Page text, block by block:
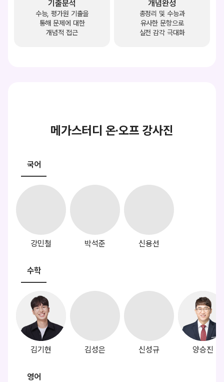
기출분석
수능, 평가원 기출을
통해 문제에 대한
개념적 접근
개념완성
총정리 및 수능과
유사한 문항으로
실전 감각 극대화
메가스터디 온·오프 강사진
국어
강민철 박석준 신용선
수학
김기현 김성은 신성규 양승진
영어